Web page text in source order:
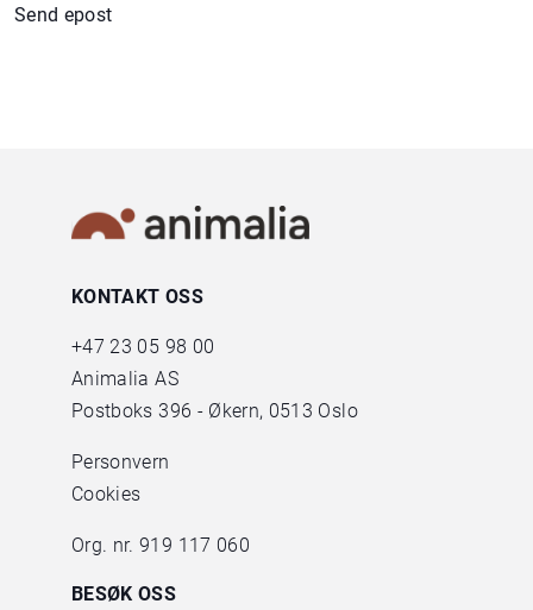
Send epost
KONTAKT OSS
+47 23 05 98 00
Animalia AS
Postboks 396 - Økern, 0513 Oslo
Personvern
Cookies
Org. nr. 919 117 060
BESØK OSS